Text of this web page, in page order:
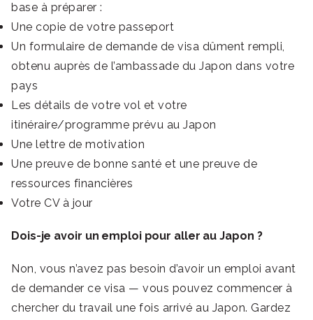
base à préparer :
Une copie de votre passeport
Un formulaire de demande de visa dûment rempli,
obtenu auprès de l’ambassade du Japon dans votre
pays
Les détails de votre vol et votre
itinéraire/programme prévu au Japon
Une lettre de motivation
Une preuve de bonne santé et une preuve de
ressources financières
Votre CV à jour
Dois-je avoir un emploi pour aller au Japon ?
Non, vous n’avez pas besoin d’avoir un emploi avant
de demander ce visa — vous pouvez commencer à
chercher du travail une fois arrivé au Japon. Gardez